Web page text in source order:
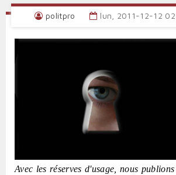
politpro lun, 2011-12-12
Avec les réserves d'usage, nous